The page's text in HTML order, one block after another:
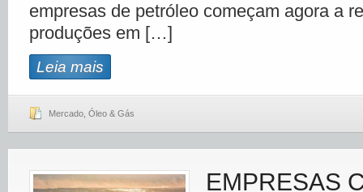
empresas de petróleo começam agora a
produções em […]
Leia mais
Mercado Óleo & Gás
EMPRESAS